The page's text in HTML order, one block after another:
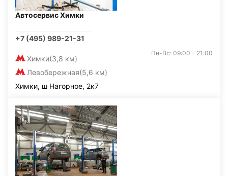
Автосервис Химки
+7 (495) 989-21-31
Химки(3,8 км)
Левобережная(5,6 км)
Пн-Вс: 09:00 - 21:00
Химки, ш Нагорное, 2к7